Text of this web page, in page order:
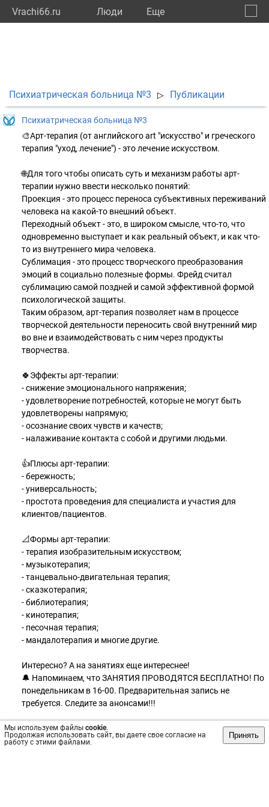
Vrachi66.ru Люди Eще
Мы используем файлы cookie.
Продолжая использовать сайт, вы даете свое согласие на
работу с этими файлами.
Принять
Психиатрическая больница №3 ▷ Публикации
Психиатрическая больница №3
🎨Арт-терапия (от английского art "искусство" и греческого
терапия "уход, лечение") - это лечение искусством.
🌐Для того чтобы описать суть и механизм работы арт-
терапии нужно ввести несколько понятий:
Проекция - это процесс переноса субъективных переживаний
человека на какой-то внешний объект.
Переходный объект - это, в широком смысле, что-то, что
одновременно выступает и как реальный объект, и как что-
то из внутреннего мира человека.
Сублимация - это процесс творческого преобразования
эмоций в социально полезные формы. Фрейд считал
сублимацию самой поздней и самой эффективной формой
психологической защиты.
Таким образом, арт-терапия позволяет нам в процессе
творческой деятельности переносить свой внутренний мир
во вне и взаимодействовать с ним через продукты
творчества.
🍀Эффекты арт-терапии:
- снижение эмоционального напряжения;
- удовлетворение потребностей, которые не могут быть
удовлетворены напрямую;
- осознание своих чувств и качеств;
- налаживание контакта с собой и другими людьми.
👍Плюсы арт-терапии:
- бережность;
- универсальность;
- простота проведения для специалиста и участия для
клиентов/пациентов.
📐Формы арт-терапии:
- терапия изобразительным искусством;
- музыкотерапия;
- танцевально-двигательная терапия;
- сказкотерапия;
- библиотерапия;
- кинотерапия;
- песочная терапия;
- мандалотерапия и многие другие.
Интересно? А на занятиях еще интереснее!
🔔 Напоминаем, что ЗАНЯТИЯ ПРОВОДЯТСЯ БЕСПЛАТНО! По
понедельникам в 16-00. Предварительная запись не
требуется. Следите за анонсами!!!
🙏🏻 Мы рады Вам помочь обрести здоровье и внутреннюю
гармонию!